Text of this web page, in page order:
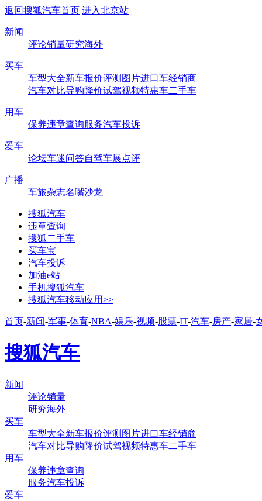
返回搜狐汽车首页 进入北京站
新闻
评论销量研究海外
买车
车型大全新车报价评测 图片进口车经销商
汽车对比导购降价试驾视频特惠车二手车
用车
保养违章查询服务汽车投诉
爱车
论坛车迷问答自驾车展点评
广播
车旅杂志名嘴沙龙
搜狐汽车
违章查询
搜狐二手车
买车宝
汽车投诉
加油e站
手机搜狐汽车
搜狐汽车移动应用>>
首页-新闻-军事-体育-NBA-娱乐-视频-股票-IT-汽车-房产-家居-
搜狐汽车
新闻
评论销量
研究海外
买车
车型大全新车报价评测 图片进口车经销商
汽车对比导购降价试驾视频特惠车二手车
用车
保养违章查询
服务汽车投诉
爱车